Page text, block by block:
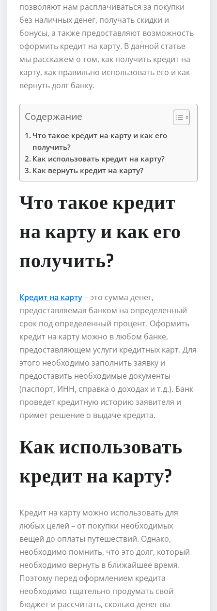
позволяют нам расплачиваться за покупки
без наличных денег, получать скидки и
бонусы, а также предоставляют возможность
оформить кредит на карту. В данной статье
мы расскажем о том, как получить кредит на
карту, как правильно использовать его и как
вернуть долг банку.
Содержание
Что такое кредит на карту и как его
получить?
Как использовать кредит на карту?
Как вернуть кредит на карту?
Что такое кредит
на карту и как его
получить?
Кредит на карту– это сумма денег,
предоставляемая банком на определенный
срок под определенный процент. Оформить
кредит на карту можно в любом банке,
предоставляющем услуги кредитных карт. Для
этого необходимо заполнить заявку и
предоставить необходимые документы
(паспорт, ИНН, справка о доходах и т.д.). Банк
проведет кредитную историю заявителя и
примет решение о выдаче кредита.
Как использовать
кредит на карту?
Кредит на карту можно использовать для
любых целей – от покупки необходимых
вещей до оплаты путешествий. Однако,
необходимо помнить, что это долг, который
необходимо вернуть в ближайшее время.
Поэтому перед оформлением кредита
необходимо тщательно продумать свой
бюджет и рассчитать, сколько денег вы